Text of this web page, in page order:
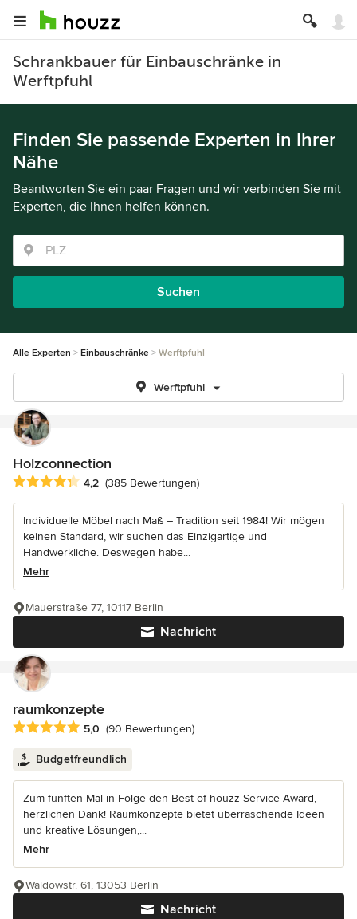
Schrankbauer für Einbauschränke in
Werftpfuhl
Finden Sie passende Experten in Ihrer
Nähe
Beantworten Sie ein paar Fragen und wir verbinden Sie mit
Experten, die Ihnen helfen können.
Suchen
Alle Experten Einbauschränke Werftpfuhl
Werftpfuhl
Holzconnection
Durchschnittliche Bewertung: 4.2 von 5 Sternen
4,2 (385 Bewertungen)
Individuelle Möbel nach Maß – Tradition seit 1984! Wir mögen
keinen Standard, wir suchen das Einzigartige und
Handwerkliche. Deswegen habe...
Mehr
Nachricht
Mauerstraße 77, 10117 Berlin
raumkonzepte
Durchschnittliche Bewertung: 5 von 5 Sternen
5,0 (90 Bewertungen)
Budgetfreundlich
Zum fünften Mal in Folge den Best of houzz Service Award,
herzlichen Dank! Raumkonzepte bietet überraschende Ideen
und kreative Lösungen,...
Mehr
Nachricht
Waldowstr. 61, 13053 Berlin